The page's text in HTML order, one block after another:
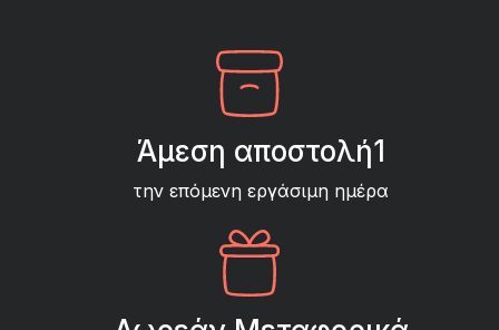
Άμεση αποστολή1
την επόμενη εργάσιμη ημέρα